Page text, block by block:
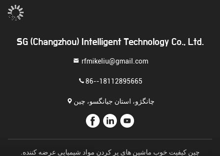
SG (Changzhou) Intelligent Technology Co., Ltd.
rfmikeliu@gmail.com
86--18112895665
چانگژو، استان جیانگسو، چین
چین کیفیت خوب ماشین های پر کردن مواد شیمیایی عرضه کننده.